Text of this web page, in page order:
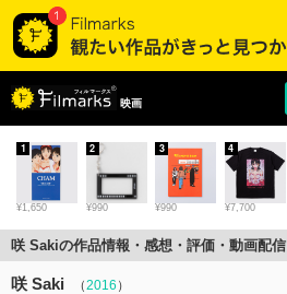
映画
¥1,650
1
¥990
2
¥990
3
¥7,700
4
咲 Sakiの作品情報・感想・評価・動画配信
咲 Saki （2016 ）